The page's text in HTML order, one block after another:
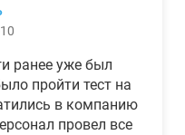
ранее уже был
пройти тест на
в компанию
провел все